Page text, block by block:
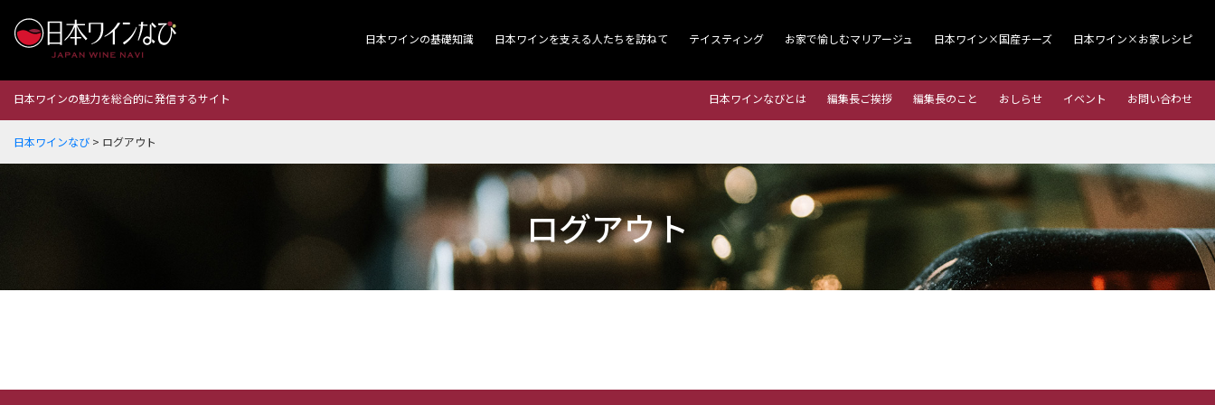
日本ワインの基礎知識 日本ワインを支える人たちを訪ねて テイスティング お家で愉しむマリアージュ 日本ワイン×国産チーズ 日本ワイン×お家レシピ
日本ワインの魅力を総合的に発信するサイト 日本ワインなびとは 編集長ご挨拶 編集長のこと おしらせ イベント お問い合わせ
日本ワインなび > ログアウト
ログアウト